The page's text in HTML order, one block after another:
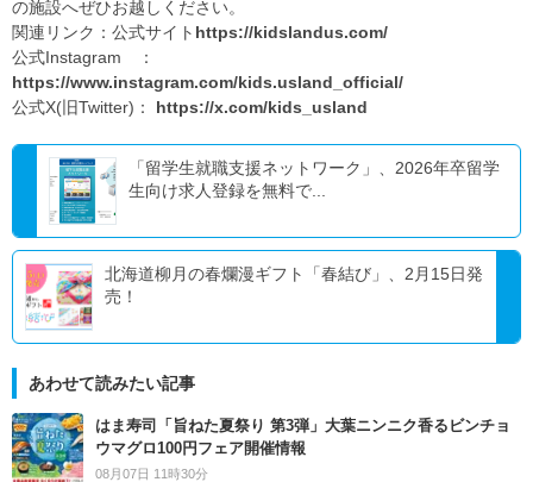
の施設へぜひお越しください。
関連リンク：公式サイト https://kidslandus.com/
公式Instagram ：
https://www.instagram.com/kids.usland_official/
公式X(旧Twitter)： https://x.com/kids_usland
「留学生就職支援ネットワーク」、2026年卒留学
生向け求人登録を無料で...
北海道柳月の春爛漫ギフト「春結び」、2月15日発
売！
あわせて読みたい記事
はま寿司「旨ねた夏祭り 第3弾」大葉ニンニク香るビンチョ
ウマグロ100円フェア開催情報
08月07日 11時30分